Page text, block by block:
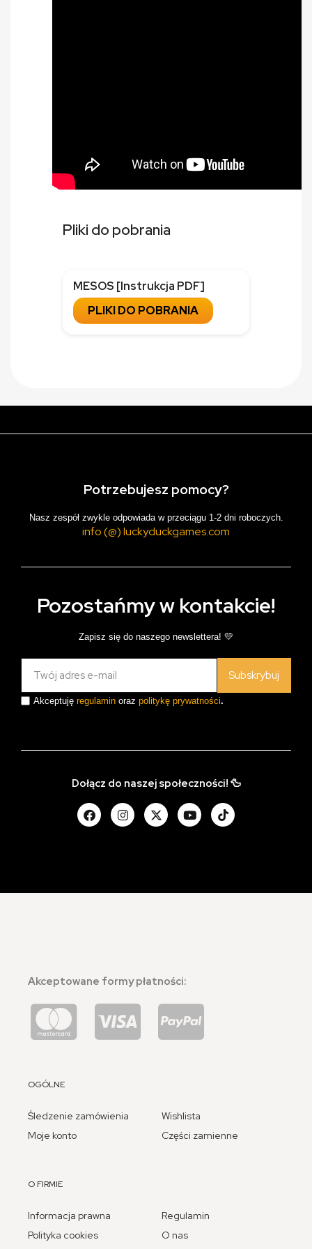
Pliki do pobrania
MESOS [Instrukcja PDF]
PLIKI DO POBRANIA
Potrzebujesz pomocy?
Nasz zespół zwykle odpowiada w przeciągu 1-2 dni roboczych.
info (@) luckyduckgames.com
Pozostańmy w kontakcie!
Zapisz się do naszego newslettera! 💛
Subskrybuj
Akceptuję regulamin oraz politykę prywatności.
Dołącz do naszej społeczności! 🦆
Akceptowane formy płatności:
OGÓLNE
Śledzenie zamówienia
Moje konto
Wishlista
Części zamienne
O FIRMIE
Informacja prawna
Polityka cookies
Regulamin
O nas